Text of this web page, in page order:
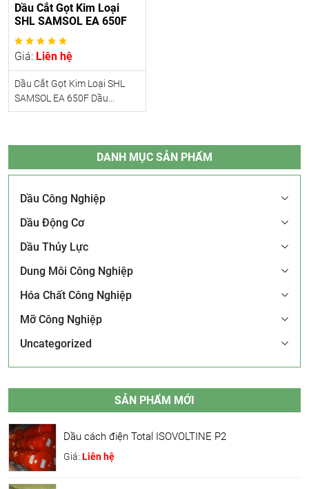
Dầu Cắt Gọt Kim Loại
SHL SAMSOL EA 650F
Giá: Liên hệ
Dầu Cắt Gọt Kim Loại SHL
SAMSOL EA 650F Dầu...
DANH MỤC SẢN PHẨM
Dầu Công Nghiệp
Dầu Động Cơ
Dầu Thủy Lực
Dung Môi Công Nghiệp
Hóa Chất Công Nghiệp
Mỡ Công Nghiệp
Uncategorized
SẢN PHẨM MỚI
Dầu cách điện Total ISOVOLTINE P2
Giá: Liên hệ